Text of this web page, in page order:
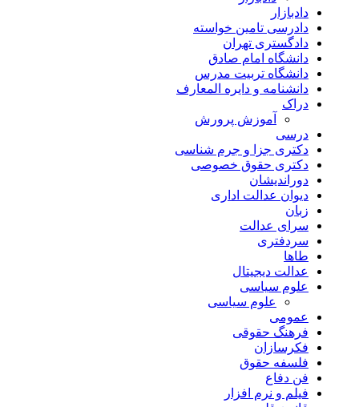
دادبازار
دادرسی تامین خواسته
دادگستری تهران
دانشگاه امام صادق
دانشگاه تربیت مدرس
دانشنامه و دایره المعارف
دراک
آموزش پرورش
درسی
دکتری جزا و جرم شناسی
دکتری حقوق خصوصی
دوراندیشان
دیوان عدالت اداری
زبان
سرای عدالت
سردفتری
طاها
عدالت دیجیتال
علوم سیاسی
علوم سیاسی
عمومی
فرهنگ حقوقی
فکرسازان
فلسفه حقوق
فن دفاع
فیلم و نرم افزار